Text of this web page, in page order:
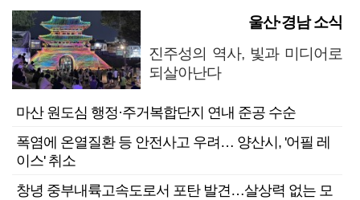
울산·경남 소식
진주성의 역사, 빛과 미디어로
되살아난다
마산 원도심 행정·주거복합단지 연내 준공 수순
폭염에 온열질환 등 안전사고 우려… 양산시, '어필 레
이스' 취소
창녕 중부내륙고속도로서 포탄 발견…살상력 없는 모